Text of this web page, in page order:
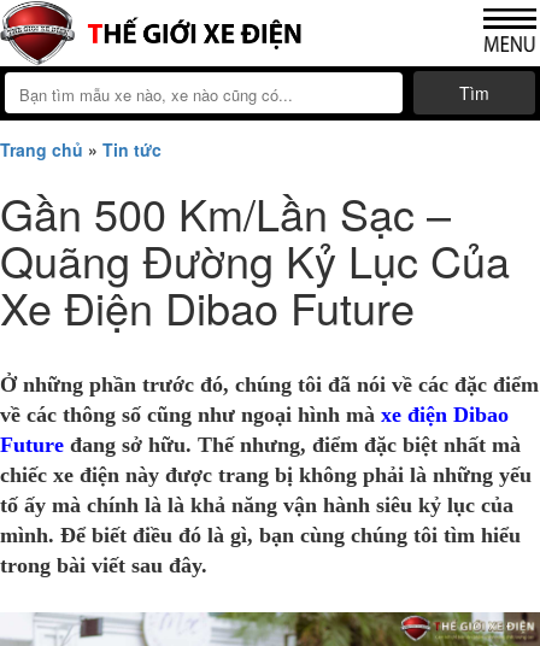
Tìm
Trang chủ » Tin tức
Gần 500 Km/Lần Sạc –
Quãng Đường Kỷ Lục Của
Xe Điện Dibao Future
Ở những phần trước đó, chúng tôi đã nói về các đặc điểm
về các thông số cũng như ngoại hình mà xe điện Dibao
Future đang sở hữu. Thế nhưng, điểm đặc biệt nhất mà
chiếc xe điện này được trang bị không phải là những yếu
tố ấy mà chính là là khả năng vận hành siêu kỷ lục của
mình. Để biết điều đó là gì, bạn cùng chúng tôi tìm hiểu
trong bài viết sau đây.